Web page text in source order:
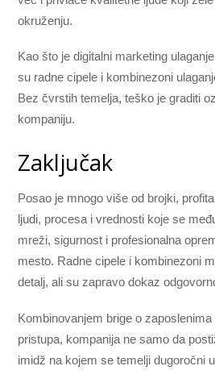
okruženju.
Kao što je digitalni marketing
su radne cipele i kombinezoni
Bez čvrstih temelja, teško je graditi
kompaniju.
Zaključak
Posao je mnogo više od brojki,
ljudi, procesa i vrednosti koje se
mreži, sigurnost i profesionalna
mesto. Radne cipele i kombinezoni
detalj, ali su zapravo dokaz
Kombinovanjem brige o
pristupa, kompanija ne samo da
imidž na kojem se temelji dugoročni